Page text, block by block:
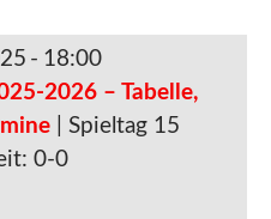
- 18:00
2026 – Tabelle,
| Spieltag 15
0-0